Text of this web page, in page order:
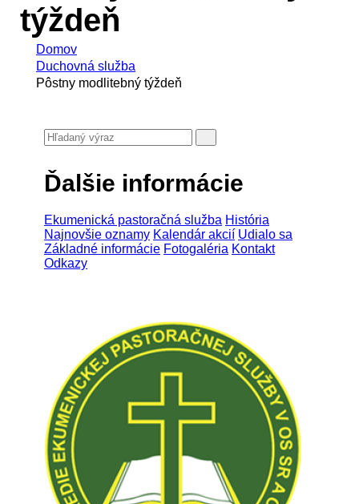
týždeň
Domov
Duchovná služba
Pôstny modlitebný týždeň
Ďalšie informácie
Ekumenická pastoračná služba História
Najnovšie oznamy Kalendár akcií Udialo sa
Základné informácie Fotogaléria Kontakt
Odkazy